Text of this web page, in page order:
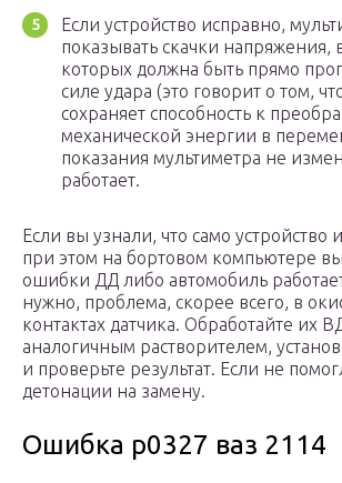
Если устройство исправно,
показывать скачки напряжения,
которых должна быть прямо
силе удара (это говорит о том,
сохраняет способность к
механической энергии в
показания мультиметра не
работает.
Если вы узнали, что само устройство
при этом на бортовом компьютере
ошибки ДД либо автомобиль
нужно, проблема, скорее всего, в
контактах датчика. Обработайте их
аналогичным растворителем,
и проверьте результат. Если не
детонации на замену.
Ошибка р0327 ваз 2114